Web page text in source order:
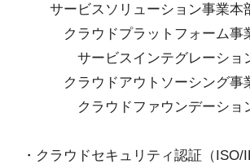
サービスソリューション事業本
クラウドプラットフォーム事
サービスインテグレーショ
クラウドアウトソーシング事
クラウドファウンデーショ
・クラウドセキュリティ認証（ISO/